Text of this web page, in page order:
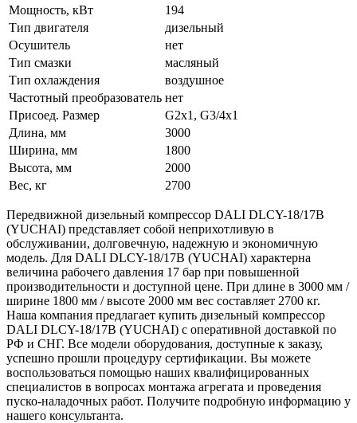
Мощность, кВт
194
Тип двигателя
дизельный
Осушитель
нет
Тип смазки
масляный
Тип охлаждения
воздушное
Частотный преобразователь нет
Присоед. Размер
G2x1, G3/4x1
Длина, мм
3000
Ширина, мм
1800
Высота, мм
2000
Вес, кг
2700
Передвижной дизельный компрессор DALI DLCY-18/17B
(YUCHAI) представляет собой неприхотливую в
обслуживании, долговечную, надежную и экономичную
модель. Для DALI DLCY-18/17B (YUCHAI) характерна
величина рабочего давления 17 бар при повышенной
производительности и доступной цене. При длине в 3000 мм /
ширине 1800 мм / высоте 2000 мм вес составляет 2700 кг.
Наша компания предлагает купить дизельный компрессор
DALI DLCY-18/17B (YUCHAI) с оперативной доставкой по
РФ и СНГ. Все модели оборудования, доступные к заказу,
успешно прошли процедуру сертификации. Вы можете
воспользоваться помощью наших квалифицированных
специалистов в вопросах монтажа агрегата и проведения
пуско-наладочных работ. Получите подробную информацию у
нашего консультанта.